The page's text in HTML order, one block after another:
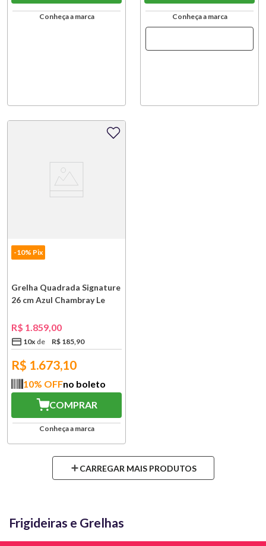
Conheça a marca Conheça a marca
-10% Pix
Grelha Quadrada Signature
26 cm Azul Chambray Le
R$ 1 859 00
10x R$ 185 90
R$ 1.673,10
10% OFFno boleto
COMPRAR
Conheça a marca
Frigideiras e Grelhas